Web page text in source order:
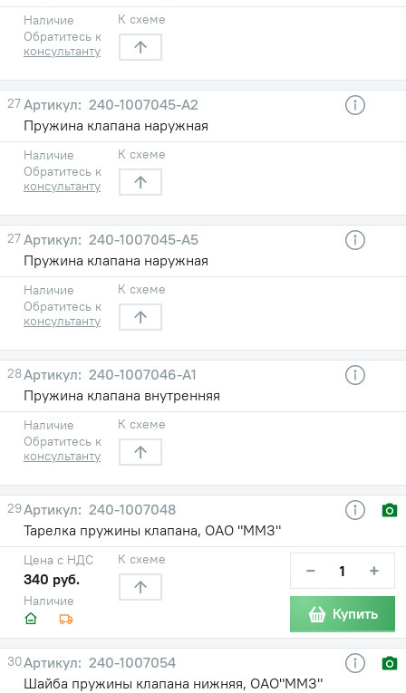
Наличие
Обратитесь к
консультанту
К схеме
27
240-1007045-А2
Пружина клапана наружная
Наличие
Обратитесь к
консультанту
К схеме
27
240-1007045-А5
Пружина клапана наружная
Наличие
Обратитесь к
консультанту
К схеме
28
240-1007046-А1
Пружина клапана внутренняя
Наличие
Обратитесь к
консультанту
К схеме
29
240-1007048
Тарелка пружины клапана, ОАО "ММЗ"
Наличие
Цена с НДС
340 руб.
К схеме − +
Купить
30
240-1007054
Шайба пружины клапана нижняя, ОАО"ММЗ"